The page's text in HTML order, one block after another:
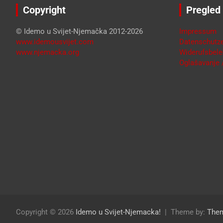
Copyright
© Idemo u Svijet-Njemačka 2012-2026
www.idemousvijet.com
www.njemacka.org
Pregled
Impressum
Copyright © 2026 Idemo u Svijet-Njemacka! Theme by: